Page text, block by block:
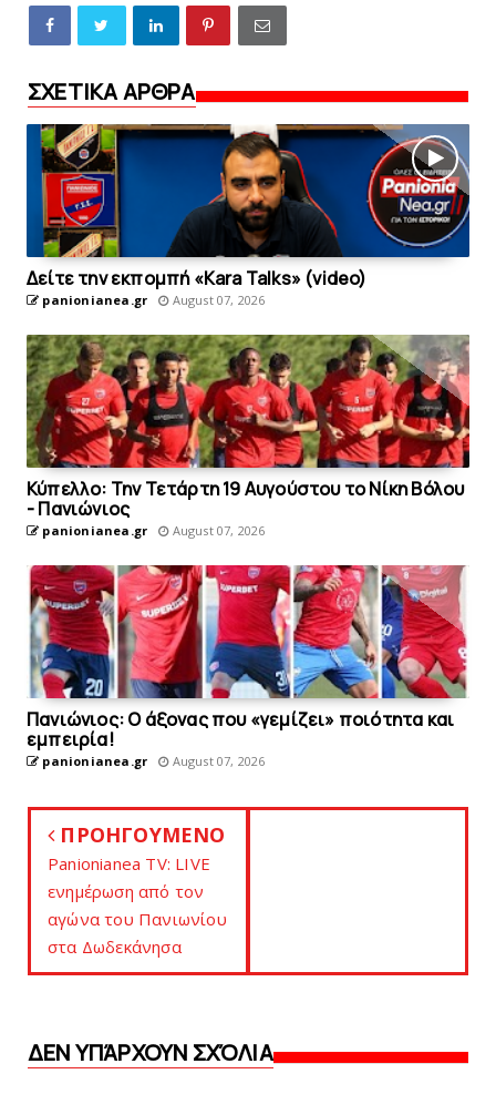
ΣΧΕΤΙΚΑ ΑΡΘΡΑ
Δείτε την εκπομπή «Kara Talks» (video)
panionianea.gr August 07, 2026
Κύπελλο: Την Τετάρτη 19 Αυγούστου το Νίκη Βόλου
- Πανιώνιος
panionianea.gr August 07, 2026
Πανιώνιος: O άξονας που «γεμίζει» ποιότητα και
εμπειρία!
panionianea.gr August 07, 2026
ΠΡΟΗΓΟΥΜΕΝΟ
Panionianea TV: LIVE
ενημέρωση από τον
αγώνα του Πανιωνίου
στα Δωδεκάνησα
ΔΕΝ ΥΠΆΡΧΟΥΝ ΣΧΌΛΙΑ